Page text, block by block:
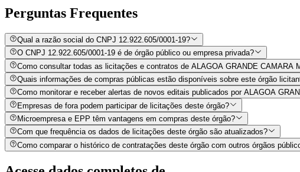
Perguntas Frequentes
Qual a razão social do CNPJ 12.922.605/0001-19?
O CNPJ 12.922.605/0001-19 é de órgão público ou empresa privada?
Como consultar todas as licitações e contratos de ALAGOA GRANDE CAMARA
Quais informações de compras públicas estão disponíveis sobre este órgão
Como monitorar e receber alertas de novos editais publicados por ALAGOA
Empresas de fora podem participar de licitações deste órgão?
Microempresa e EPP têm vantagens em compras deste órgão?
Com que frequência os dados de licitações deste órgão são atualizados?
Como comparar o histórico de contratações deste órgão com outros órgãos